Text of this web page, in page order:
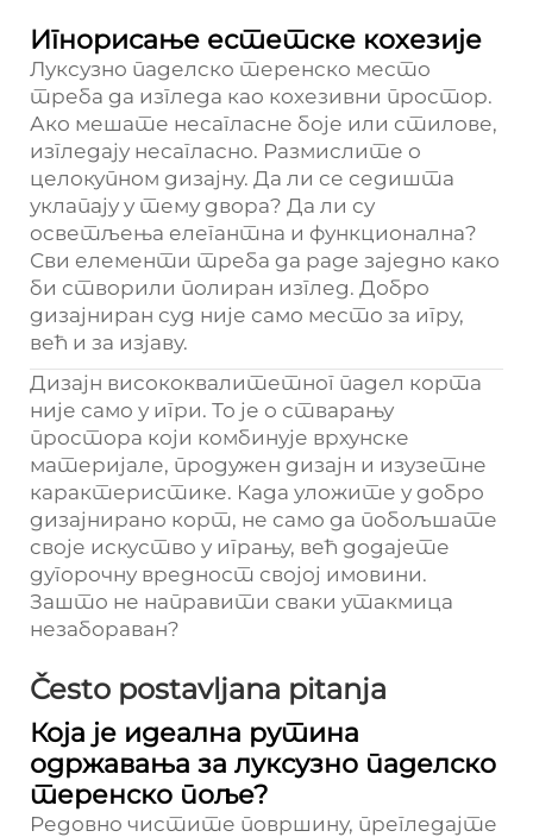
Игнорисање естетске кохезије
Луксузно паделско теренско место
треба да изгледа као кохезивни простор.
Ако мешате несагласне боје или стилове,
изгледају несагласно. Размислите о
целокупном дизајну. Да ли се седишта
уклапају у тему двора? Да ли су
осветљења елегантна и функционална?
Сви елементи треба да раде заједно како
би створили полиран изглед. Добро
дизајниран суд није само место за игру,
већ и за изјаву.
Дизајн висококвалитетног падел корта
није само у игри. То је о стварању
простора који комбинује врхунске
материјале, продужен дизајн и изузетне
карактеристике. Када уложите у добро
дизајнирано корт, не само да побољшате
своје искуство у игрању, већ додајете
дугорочну вредност својој имовини.
Зашто не направити сваки утакмица
незабораван?
Često postavljana pitanja
Која је идеална рутина
одржавања за луксузно паделско
теренско поље?
Редовно чистите површину, прегледајте